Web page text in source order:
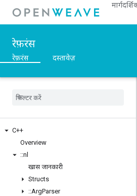
रेफ़रंस
रेफ़रंस दस्तावेज़
C++
Overview
::nl
खास जानकारी
Structs
::ArgParser